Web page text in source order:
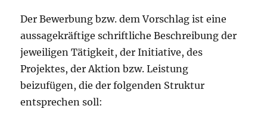
Der Bewerbung bzw. dem Vorschlag ist eine
aussagekräftige schriftliche Beschreibung der
jeweiligen Tätigkeit, der Initiative, des
Projektes, der Aktion bzw. Leistung
beizufügen, die der folgenden Struktur
entsprechen soll: